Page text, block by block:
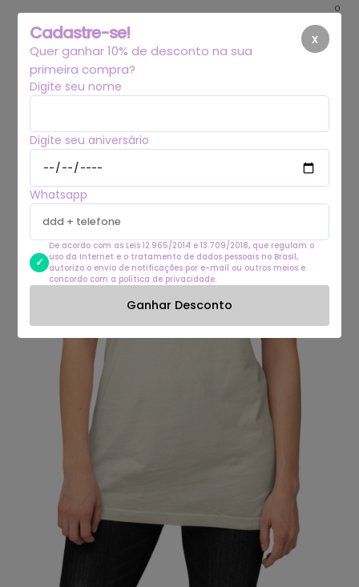
0
x
Cadastre-se!
Quer ganhar 10% de desconto na sua
primeira compra?
Digite seu nome
Digite seu aniversário
Whatsapp
De acordo com as Leis 12.965/2014 e 13.709/2018, que regulam o
uso da Internet e o tratamento de dados pessoais no Brasil,
autorizo o envio de notificações por e-mail ou outros meios e
concordo com a política de privacidade.
Ganhar Desconto